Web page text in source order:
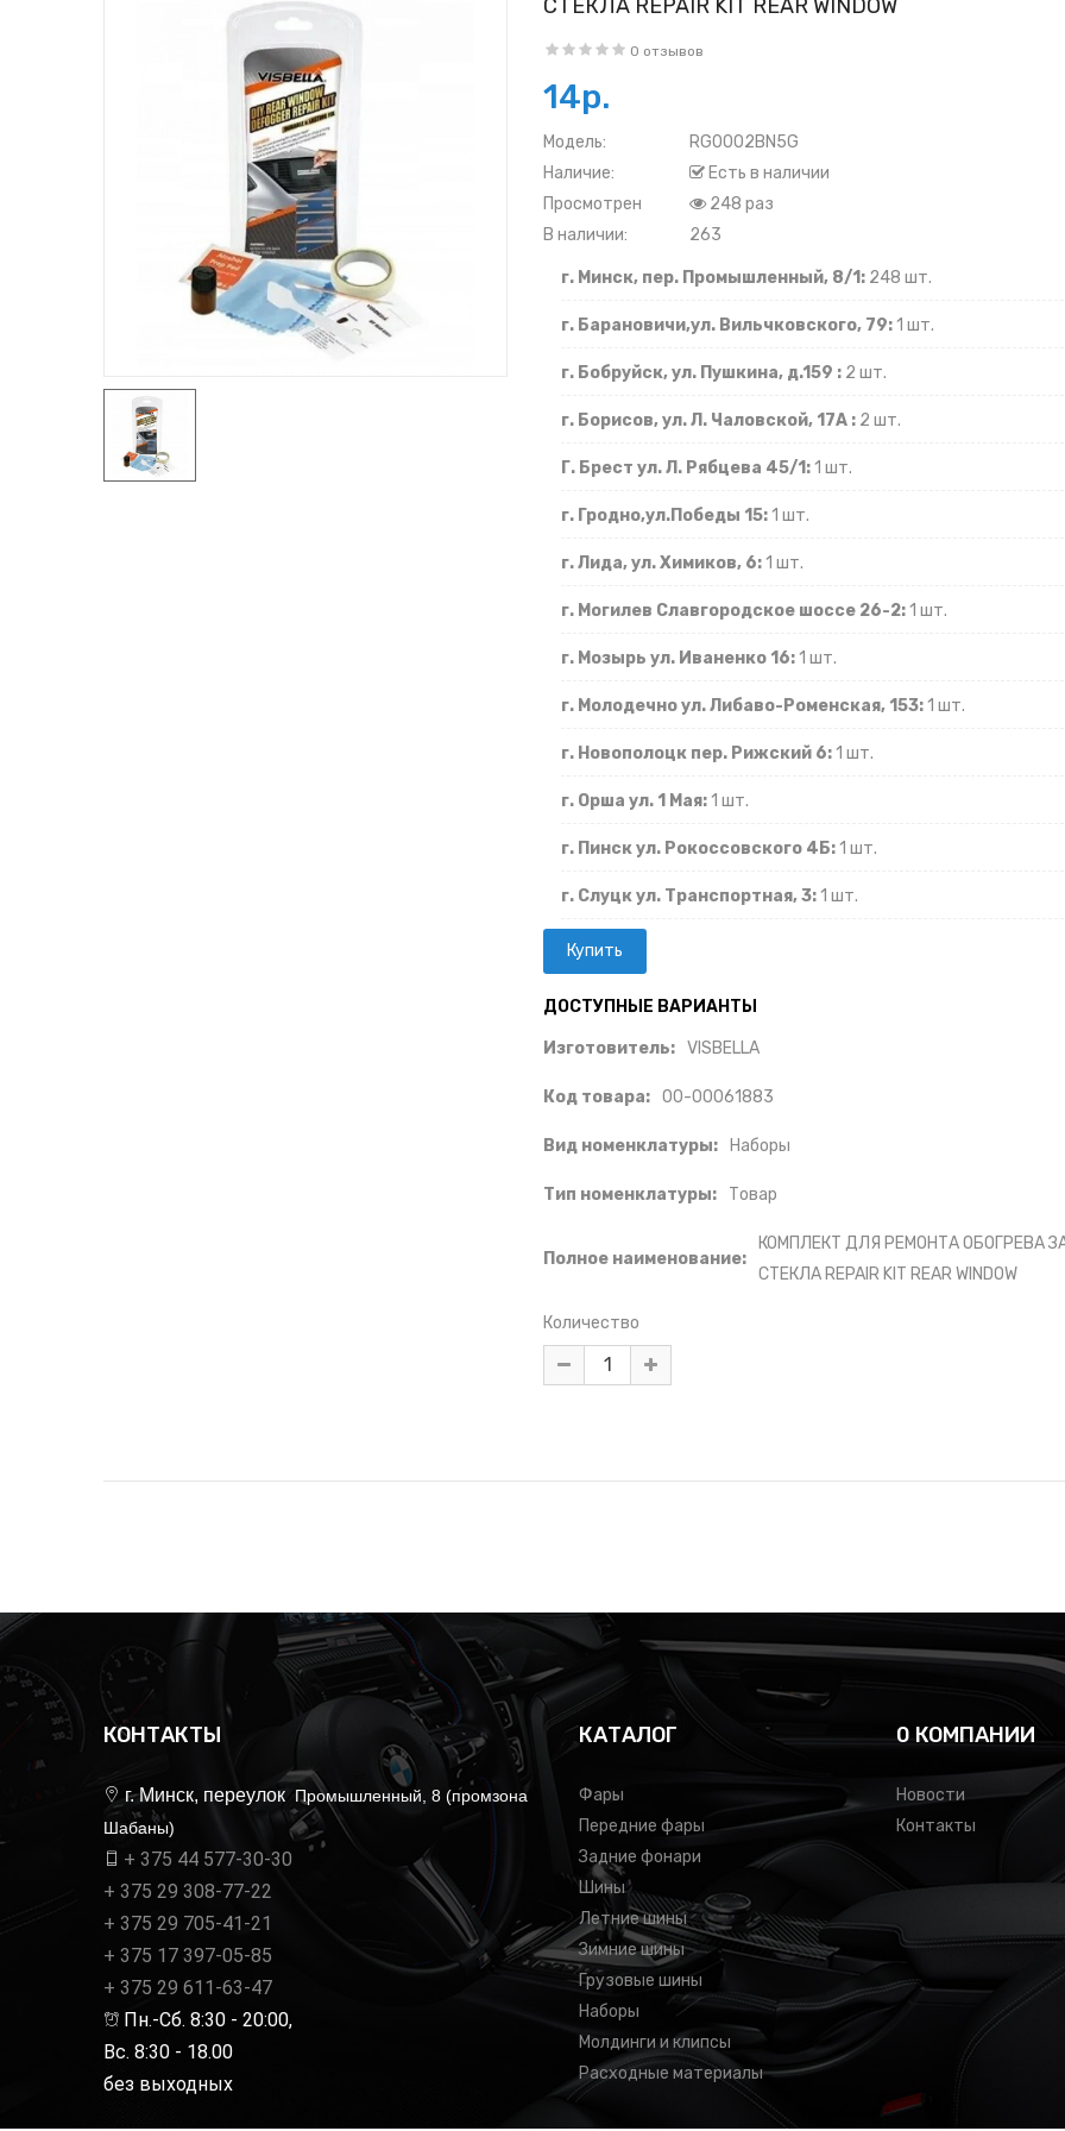
СТЕКЛА REPAIR KIT REAR WINDOW
0 отзывов
14р.
Модель:
RG0002BN5G
Наличие:
Есть в наличии
Просмотрен
248 раз
В наличии:
263
г. Минск, пер. Промышленный, 8/1: 248 шт.
г. Барановичи,ул. Вильчковского, 79:1 шт.
г. Бобруйск, ул. Пушкина, д.159 : 2 шт.
г. Борисов, ул. Л. Чаловской, 17А : 2 шт.
Г. Брест ул. Л. Рябцева 45/1:1 шт.
г. Гродно,ул.Победы 15:1 шт.
г. Лида, ул. Химиков, 6:1 шт.
г. Могилев Славгородское шоссе 26-2:1 шт.
г. Мозырь ул. Иваненко 16:1 шт.
г. Молодечно ул. Либаво-Роменская, 153:1 шт.
г. Новополоцк пер. Рижский 6:1 шт.
г. Орша ул. 1 Мая:1 шт.
г. Пинск ул. Рокоссовского 4Б:1 шт.
г. Слуцк ул. Транспортная, 3:1 шт.
ДОСТУПНЫЕ ВАРИАНТЫ
Изготовитель: VISBELLA
Код товара: 00-00061883
Вид номенклатуры: Наборы
Тип номенклатуры: Товар
Полное наименование:
КОМПЛЕКТ ДЛЯ РЕМОНТА ОБОГРЕВА
СТЕКЛА REPAIR KIT REAR WINDOW
Количество
КОНТАКТЫ
г. Минск, переулок Промышленный, 8 (промзона
Шабаны)
+ 375 44 577-30-30
+ 375 29 308-77-22
+ 375 29 705-41-21
+ 375 17 397-05-85
+ 375 29 611-63-47
Пн.-Сб. 8:30 - 20:00,
Вс. 8:30 - 18.00
без выходных
КАТАЛОГ
Фары
Передние фары
Задние фонари
Шины
Летние шины
Зимние шины
Грузовые шины
Наборы
Молдинги и клипсы
Расходные материалы
0 КОМПАНИИ
Новости
Контакты